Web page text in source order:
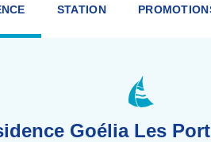
STATION
Goélia Les